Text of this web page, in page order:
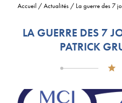
Accueil /Actualités / La guerre des 7
LA GUERRE DES 7
PATRICK